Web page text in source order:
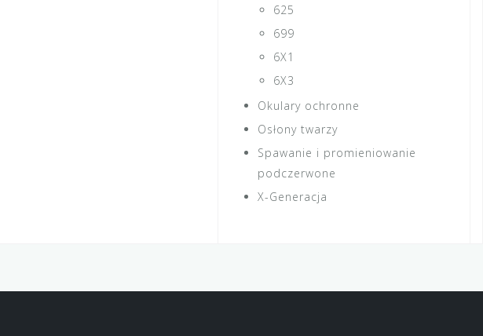
625
699
6X1
6X3
Okulary ochronne
Osłony twarzy
Spawanie i promieniowanie
podczerwone
X-Generacja